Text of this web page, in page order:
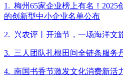
1. 梅州65家企业榜上有名！2025
的创新型中小企业名单公布
2. 兴农评丨开渔节，一场海洋文
3. 三人团队扎根田间全链条服务
4. 南国书香节激发文化消费新活